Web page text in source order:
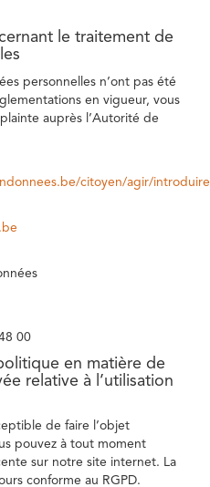
le traitement de
personnelles n’ont pas été
en vigueur, vous
auprès l’Autorité de
citoyen/agir/
00
en matière de
relative à l’utilisation
de faire l’objet
pouvez à tout moment
sur notre site internet. La
conforme au RGPD.